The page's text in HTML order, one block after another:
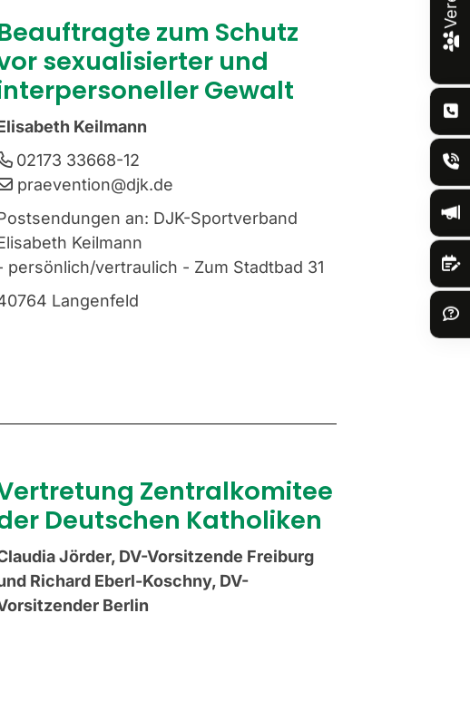
zum Schutz
sexualisierter und
Gewalt
Keilmann
02173 33668-12
praevention@djk.de
an: DJK-Sportverband
Keilmann
persönlich/vertraulich - Zum Stadtbad 31
Langenfeld
Zentralkomitee
Deutschen Katholiken
Jörder, DV-Vorsitzende Freiburg
Richard Eberl-Koschny, DV-
Berlin